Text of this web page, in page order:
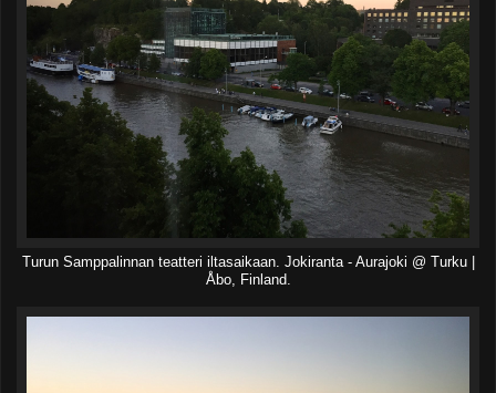
Turun Samppalinnan teatteri iltasaikaan. Jokiranta - Aurajoki @ Turku |
Åbo, Finland.